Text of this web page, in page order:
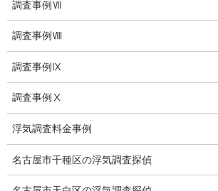
お問い合わせ
愛知県内出張面談実施中
浮気調査専門
調査事例Ⅶ
調査事例Ⅷ
調査事例Ⅸ
調査事例Ⅹ
浮気調査料金事例
名古屋市千種区の浮気調査探偵